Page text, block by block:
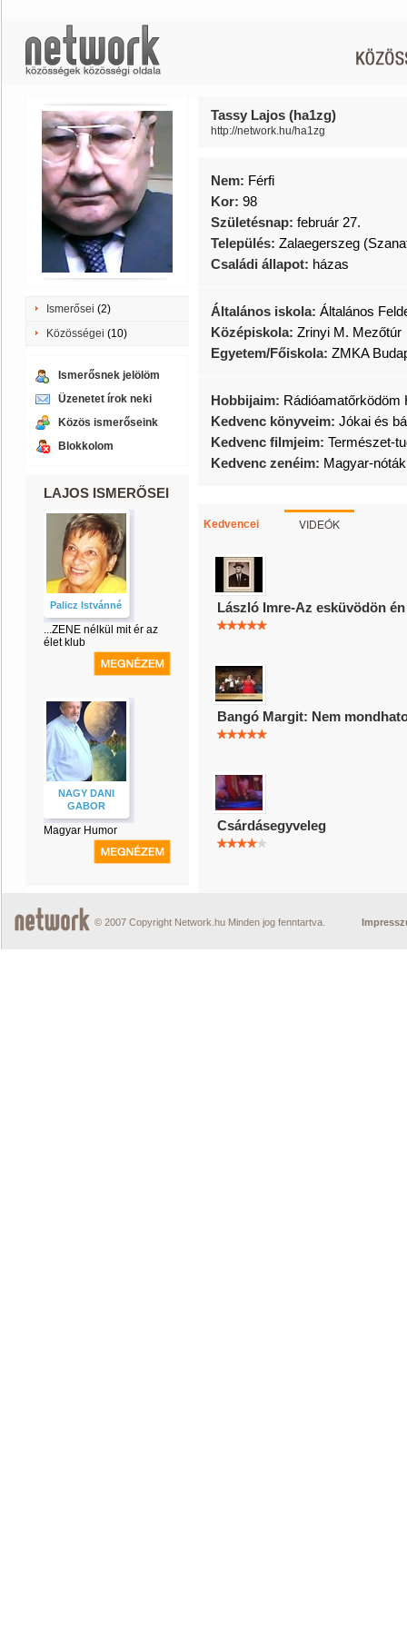
Ismerősei (2)
Közösségei (10)
Ismerősnek jelölöm
Üzenetet írok neki
Közös ismerőseink
Blokkolom
LAJOS ISMERŐSEI
Palicz Istvánné
...ZENE nélkül mit ér az
élet klub
NAGY DANI
GABOR
Magyar Humor
Tassy Lajos (ha1zg)
http://network.hu/ha1zg
Nem: Férfi
Kor: 98
Születésnap: február 27.
Település: Zalaegerszeg
Családi állapot: házas
Általános iskola: Általános
Középiskola: Zrinyi M. Mezőtúr
Egyetem/Főiskola: ZMKA
Hobbijaim: Rádióamatőrködöm
Kedvenc könyveim: Jókai és
Kedvenc filmjeim: Természet-
Kedvenc zenéim: Magyar-
Kedvencei VIDEÓK
László Imre-Az esküvödön
Bangó Margit: Nem
Csárdásegyveleg
© 2007 Copyright Network.hu Minden jog fenntartva.